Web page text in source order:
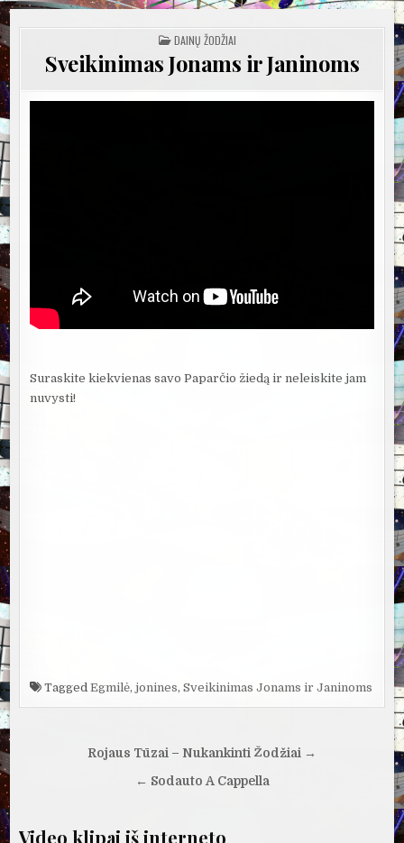
POSTED
IN
DAINŲ ŽODŽIAI
Sveikinimas Jonams ir Janinoms
Suraskite kiekvienas savo Paparčio žiedą ir neleiskite jam
nuvysti!
TaggedEgmilė,jonines,Sveikinimas Jonams ir Janinoms
NavigacijaRojaus Tūzai – Nukankinti Žodžiai →
← Sodauto A Cappella
Video klipai iš interneto